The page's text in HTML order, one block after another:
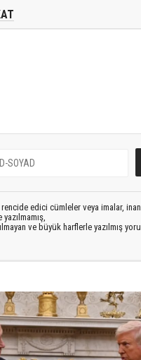
edici cümleler veya imalar,
ve büyük harflerle yazılmış